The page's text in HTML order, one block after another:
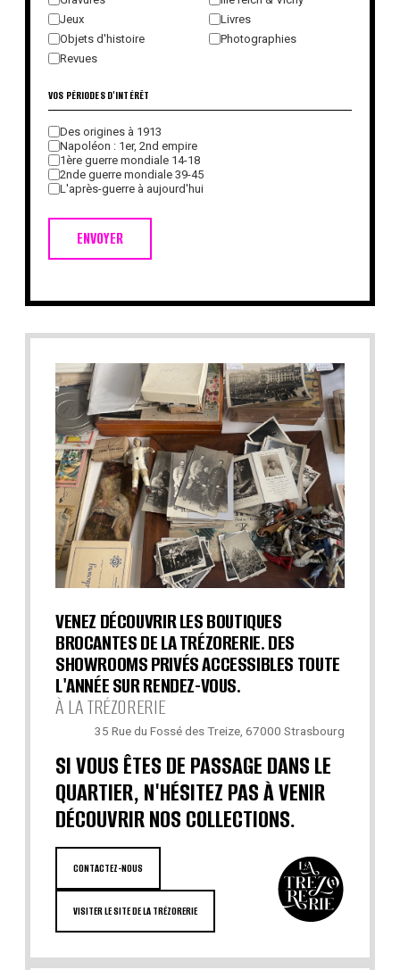
Jeux
Livres
Objets d'histoire
Photographies
Revues
ENVOYER
VOS PÉRIODES D'INTÉRÊT
Des origines à 1913
Napoléon : 1er, 2nd empire
1ère guerre mondiale 14-18
2nde guerre mondiale 39-45
L'après-guerre à aujourd'hui
VENEZ DÉCOUVRIR LES BOUTIQUES
BROCANTES DE LA TRÉZORERIE. DES
SHOWROOMS PRIVÉS ACCESSIBLES TOUTE
L'ANNÉE SUR RENDEZ-VOUS.
À LA TRÉZORERIE
35 Rue du Fossé des Treize, 67000 Strasbourg
SI VOUS ÊTES DE PASSAGE DANS LE
QUARTIER, N'HÉSITEZ PAS À VENIR
DÉCOUVRIR NOS COLLECTIONS.
CONTACTEZ-NOUS
VISITER LE SITE DE LA TRÉZORERIE